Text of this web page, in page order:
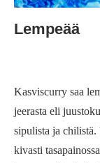
Lempeää
Kasviscurry saa
jeerasta eli
sipulista ja chilistä.
kivasti